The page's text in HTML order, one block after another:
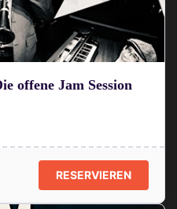
offene Jam Session
RESERVIEREN